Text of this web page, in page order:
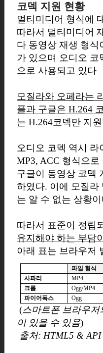
코덱 지원 현황
멀티미디어 형식에
따라서 멀티미디어
다 동영상 재생 형식
가 있으며 오디오 코
으로 사용되고 있다
모질라와 오페라는
플과 구글은 H.264
는 H.264코덱만 지
오디오 코덱 역시 라
MP3, ACC 형식으로
구글이 동영상 코덱
하였다. 이에 모질라
는 알 수 없는 상황
따라서 표준이 정립
유지해야 하는 부담
아래 표는 브라우저
파일 형식
사파리
MP4
크롬
Ogg/MP4
파이어폭스
Ogg
(스마트폰 브라우
이 있을 수 있음)
출처: HTML5 &